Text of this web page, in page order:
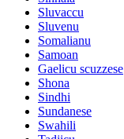
Sluvaccu
Sluvenu
Somalianu
Samoan
Gaelicu scuzzese
Shona
Sindhi
Sundanese
Swahili